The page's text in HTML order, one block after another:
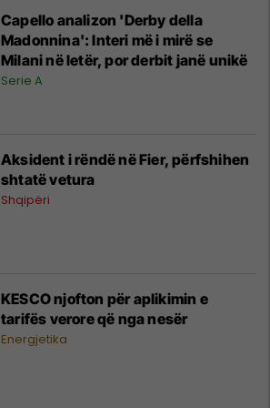
Capello analizon 'Derby della
Madonnina': Interi më i mirë se
Milani në letër, por derbit janë unikë
Serie A
Aksident i rëndë në Fier, përfshihen
shtatë vetura
Shqipëri
KESCO njofton për aplikimin e
tarifës verore që nga nesër
Energjetika